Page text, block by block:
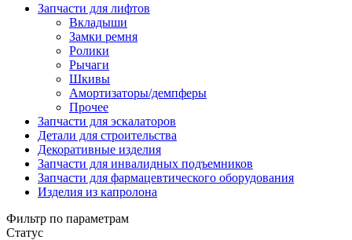
Запчасти для лифтов
Вкладыши
Замки ремня
Ролики
Рычаги
Шкивы
Амортизаторы/демпферы
Прочее
Запчасти для эскалаторов
Детали для строительства
Декоративные изделия
Запчасти для инвалидных подъемников
Запчасти для фармацевтического оборудования
Изделия из капролона
Фильтр по параметрам
Статус